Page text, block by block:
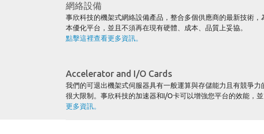
網絡設備
事欣科技的機架式網絡設備產品，整合多個供應商的最新技術
本優化平台，並且不須再在現有硬體、成本、品質上妥協。
點擊這裡查看更多資訊。
Accelerator and I/O Cards
我們的可退出機架式伺服器具有一般運算與存儲能力且有競爭
很大限制。事欣科技的加速器和I/O卡可以增強您平台的效能，
更多資訊。